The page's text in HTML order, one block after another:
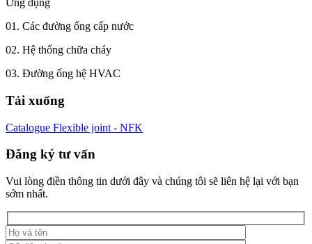
Ứng dụng
01. Các đường ống cấp nước
02. Hệ thống chữa cháy
03. Đường ống hệ HVAC
Tải xuống
Catalogue Flexible joint - NFK
Đăng ký tư vấn
Vui lòng điền thông tin dưới đây và chúng tôi sẽ liên hệ lại với bạn
sớm nhất.